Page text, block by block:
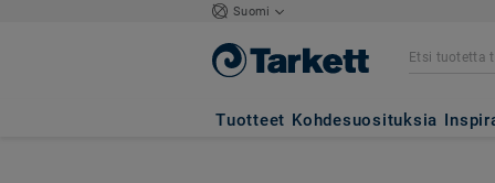
Suomi
Tuotteet Kohdesuosituksia